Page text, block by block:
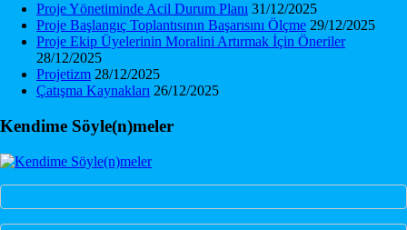
Proje Yönetiminde Acil Durum Planı 31/12/2025
Proje Başlangıç Toplantısının Başarısını Ölçme 29/12/2025
Proje Ekip Üyelerinin Moralini Artırmak İçin Öneriler
28/12/2025
Projetizm 28/12/2025
Çatışma Kaynakları 26/12/2025
Kendime Söyle(n)meler